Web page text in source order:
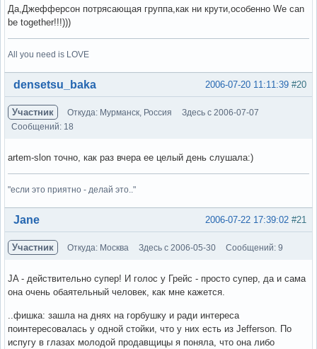
Да,Джефферсон потрясающая группа,как ни крути,особенно We can
be together!!!)))
All you need is LOVE
Вне форума #20
2006-07-20 11:11:39
densetsu_baka
Участник Откуда: Мурманск, Россия
Здесь с 2006-07-07
Сообщений: 18
artem-slon точно, как раз вчера ее целый день слушала:)
"если это приятно - делай это.."
Вне форума #21
2006-07-22 17:39:02
Jane
Участник Откуда: Москва Здесь с 2006-05-30 Сообщений: 9
JA - действительно супер! И голос у Грейс - просто супер, да и сама
она очень обаятельный человек, как мне кажется.
..фишка: зашла на днях на горбушку и ради интереса
поинтересовалась у одной стойки, что у них есть из Jefferson. По
испугу в глазах молодой продавщицы я поняла, что она либо